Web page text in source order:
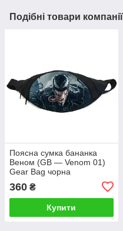
Подібні товари компанії
Поясна сумка бананка
Веном (GB — Venom 01)
Gear Bag чорна
360 ₴
Купити